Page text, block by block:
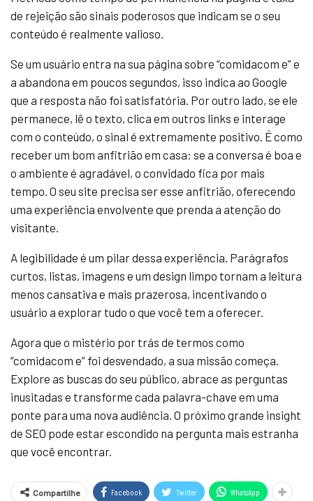
de rejeição são sinais poderosos que indicam se o seu
conteúdo é realmente valioso.
Se um usuário entra na sua página sobre “comidacom e” e
a abandona em poucos segundos, isso indica ao Google
que a resposta não foi satisfatória. Por outro lado, se ele
permanece, lê o texto, clica em outros links e interage
com o conteúdo, o sinal é extremamente positivo. É como
receber um bom anfitrião em casa: se a conversa é boa e
o ambiente é agradável, o convidado fica por mais
tempo. O seu site precisa ser esse anfitrião, oferecendo
uma experiência envolvente que prenda a atenção do
visitante.
A legibilidade é um pilar dessa experiência. Parágrafos
curtos, listas, imagens e um design limpo tornam a leitura
menos cansativa e mais prazerosa, incentivando o
usuário a explorar tudo o que você tem a oferecer.
Agora que o mistério por trás de termos como
“comidacom e” foi desvendado, a sua missão começa.
Explore as buscas do seu público, abrace as perguntas
inusitadas e transforme cada palavra-chave em uma
ponte para uma nova audiência. O próximo grande insight
de SEO pode estar escondido na pergunta mais estranha
que você encontrar.
Compartilhe Facebook Twitter WhatsApp